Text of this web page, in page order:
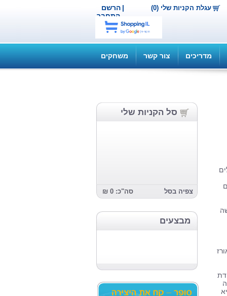
הרשם |
התחבר
עגלת הקניות שלי (0)
מדריכים צור קשר משחקים
סל הקניות שלי
צפיה בסל סה"כ: 0 ₪
מבצעים